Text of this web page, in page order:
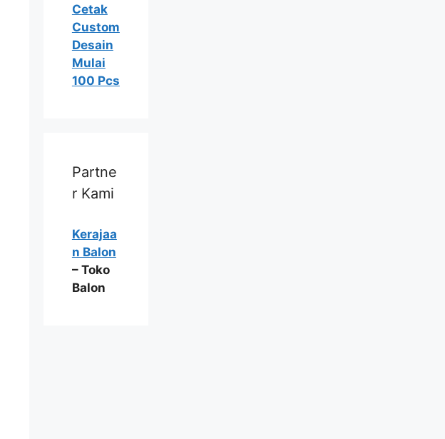
Cetak
Custom
Desain
Mulai
100 Pcs
Partne
r Kami
Kerajaa
n Balon
– Toko
Balon